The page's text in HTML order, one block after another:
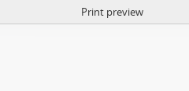
Print preview